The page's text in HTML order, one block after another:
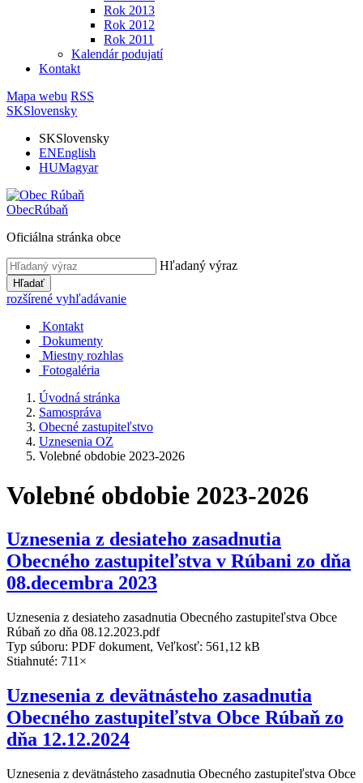
Rok 2013
Rok 2012
Rok 2011
Kalendár podujatí
Kontakt
Mapa webu RSS
SKSlovensky
SKSlovensky
ENEnglish
HUMagyar
ObecRúbaň
Oficiálna stránka obce
Hľadaný výraz
Hľadať
rozšírené vyhľadávanie
Kontakt
Dokumenty
Miestny rozhlas
Fotogaléria
Úvodná stránka
Samospráva
Obecné zastupiteľstvo
Uznesenia OZ
Volebné obdobie 2023-2026
Volebné obdobie 2023-2026
Uznesenia z desiateho zasadnutia
Obecného zastupiteľstva v Rúbani zo dňa
08.decembra 2023
Uznesenia z desiateho zasadnutia Obecného zastupiteľstva Obce
Rúbaň zo dňa 08.12.2023.pdf
Typ súboru: PDF dokument, Veľkosť: 561,12 kB
Stiahnuté: 711×
Uznesenia z devätnásteho zasadnutia
Obecného zastupiteľstva Obce Rúbaň zo
dňa 12.12.2024
Uznesenia z devätnásteho zasadnutia Obecného zastupiteľstva Obce